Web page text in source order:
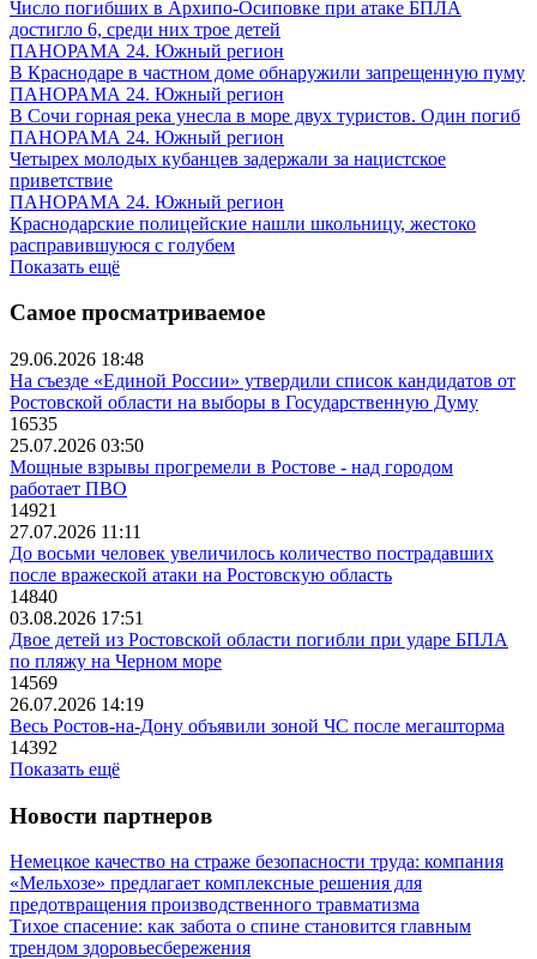
Число погибших в Архипо-Осиповке при атаке БПЛА
достигло 6, среди них трое детей
ПАНОРАМА 24. Южный регион
В Краснодаре в частном доме обнаружили запрещенную пуму
ПАНОРАМА 24. Южный регион
В Сочи горная река унесла в море двух туристов. Один погиб
ПАНОРАМА 24. Южный регион
Четырех молодых кубанцев задержали за нацистское
приветствие
ПАНОРАМА 24. Южный регион
Краснодарские полицейские нашли школьницу, жестоко
расправившуюся с голубем
Показать ещё
Самое просматриваемое
29.06.2026 18:48
На съезде «Единой России» утвердили список кандидатов от
Ростовской области на выборы в Государственную Думу
16535
25.07.2026 03:50
Мощные взрывы прогремели в Ростове - над городом
работает ПВО
14921
27.07.2026 11:11
До восьми человек увеличилось количество пострадавших
после вражеской атаки на Ростовскую область
14840
03.08.2026 17:51
Двое детей из Ростовской области погибли при ударе БПЛА
по пляжу на Черном море
14569
26.07.2026 14:19
Весь Ростов-на-Дону объявили зоной ЧС после мегашторма
14392
Показать ещё
Новости партнеров
Немецкое качество на страже безопасности труда: компания
«Мельхозе» предлагает комплексные решения для
предотвращения производственного травматизма
Тихое спасение: как забота о спине становится главным
трендом здоровьесбережения